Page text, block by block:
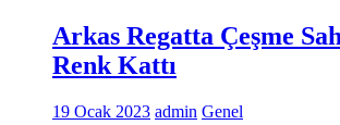
Arkas Regatta Çeşme
Renk Kattı
19 Ocak 2023 admin Genel